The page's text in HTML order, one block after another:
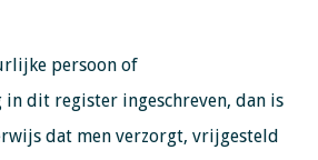
persoon of
dit register ingeschreven, dan is
dat men verzorgt, vrijgesteld